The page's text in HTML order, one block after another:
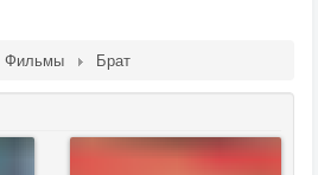
Фильмы Брат